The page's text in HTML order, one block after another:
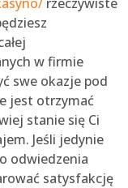
w firmie
swe okazje pod
jest otrzymać
stanie się Ci
Jeśli jedynie
odwiedzenia
satysfakcję